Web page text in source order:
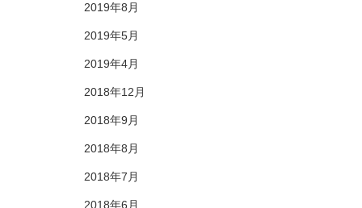
2019年8月
2019年5月
2019年4月
2018年12月
2018年9月
2018年8月
2018年7月
2018年6月